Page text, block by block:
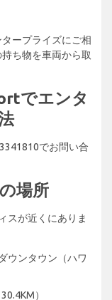
ープライズにご相
ち物を車両から取
でエンタ
でお問い合
場所
スが近くにありま
ウンタウン（ハワ
）